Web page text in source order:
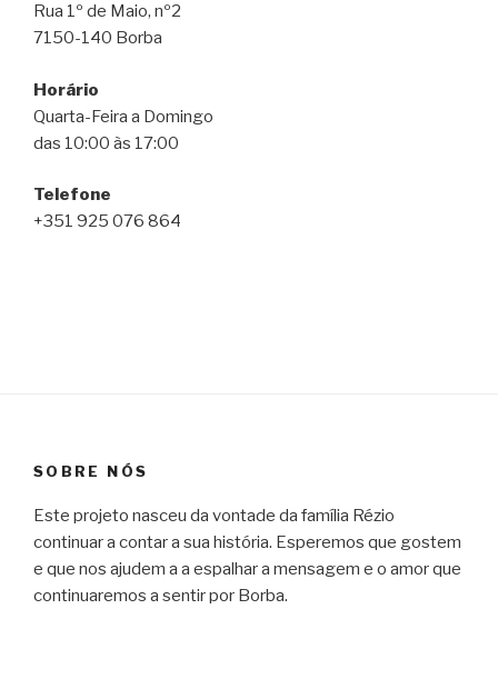
Rua 1º de Maio, nº2
7150-140 Borba
Horário
Quarta-Feira a Domingo
das 10:00 às 17:00
Telefone
+351 925 076 864
SOBRE NÓS
Este projeto nasceu da vontade da família Rézio
continuar a contar a sua história. Esperemos que gostem
e que nos ajudem a a espalhar a mensagem e o amor que
continuaremos a sentir por Borba.